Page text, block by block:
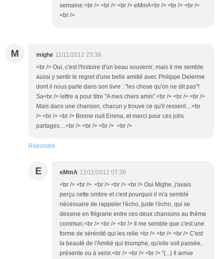
semaine.<br /> <br /> <br /> eMmA<br /> <br /> <br />
<br />
M mighe 11/11/2012 23:38
<br /> Oui, c'est l'histoire d'un beau souvenir; mais il me semble
aussi y sentir le regret d'une belle amitié avec Philippe Delerme
dont il nous parle dans son livre : "les chose qu'on ne dit pas"!
Sa<br /> lettre a pour titre "A mes chers amis".<br /> <br /> <br />
Mais dans une chanson, chacun y trouve ce qu'il ressent....<br
/> <br /> <br /> Bonne nuit Emma, et merci pour ces jolis
partages....<br /> <br /> <br /> <br />
Répondre
E eMmA 12/11/2012 07:38
<br /> <br /> <br /> <br /> <br /> Oui Mighe, j'avais
perçu cette ombre et c'est pourquoi il m'a semblé
nécessaire de rappeler l'écho, juste l'écho, qui se
dessine en filigrane entre ces deux chansons au thème
commun.<br /> <br /> <br /> Il me semble que c'est une
forme de sérénité qui les relie.<br /> <br /> <br /> C'est
la beauté de l'Amitié qui triomphe, qu'elle soit passée,
présente ou à venir.<br /> <br /> <br /> "(...) Il arrive